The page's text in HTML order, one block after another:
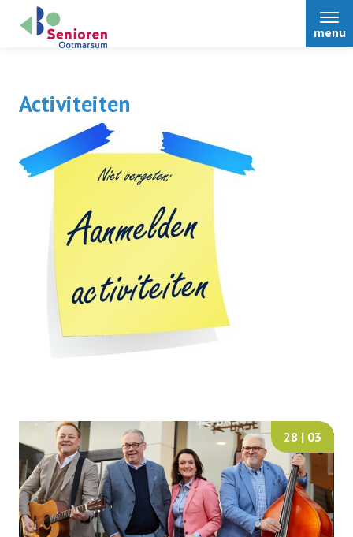
menu
Home
Enquête
Nieuws
Activiteiten
Terugblikken
Contact
Lid worden
Activiteiten
28 | 03